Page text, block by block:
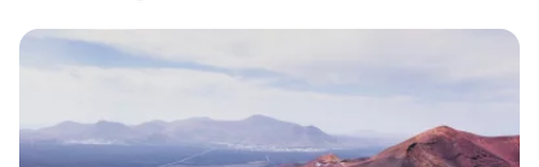
Continuer avec Facebook